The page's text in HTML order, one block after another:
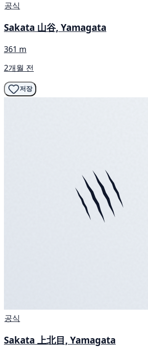
공식
Sakata 山谷, Yamagata
361 m
2개월 전
저장
공식
Sakata 上北目, Yamagata